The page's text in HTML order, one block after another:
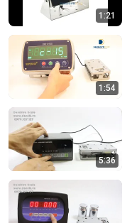
1:21
1:54
5:36